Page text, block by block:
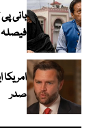
بانی
صدر